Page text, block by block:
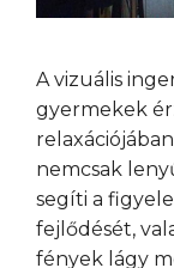
A vizuális
gyermekek
nemcsak
segíti a
fejlődését,
fények lágy